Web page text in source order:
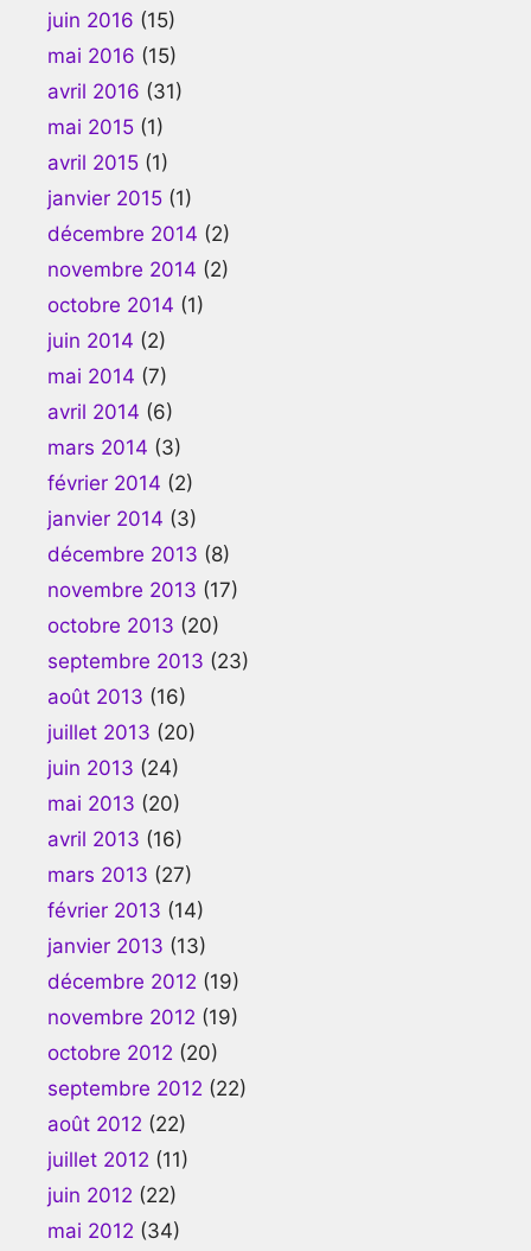
juin 2016 (15)
mai 2016 (15)
avril 2016 (31)
mai 2015 (1)
avril 2015 (1)
janvier 2015 (1)
décembre 2014 (2)
novembre 2014 (2)
octobre 2014 (1)
juin 2014 (2)
mai 2014 (7)
avril 2014 (6)
mars 2014 (3)
février 2014 (2)
janvier 2014 (3)
décembre 2013 (8)
novembre 2013 (17)
octobre 2013 (20)
septembre 2013 (23)
août 2013 (16)
juillet 2013 (20)
juin 2013 (24)
mai 2013 (20)
avril 2013 (16)
mars 2013 (27)
février 2013 (14)
janvier 2013 (13)
décembre 2012 (19)
novembre 2012 (19)
octobre 2012 (20)
septembre 2012 (22)
août 2012 (22)
juillet 2012 (11)
juin 2012 (22)
mai 2012 (34)